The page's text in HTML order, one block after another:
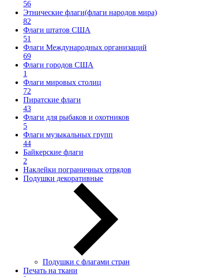
56
Этнические флаги(флаги народов мира)
82
Флаги штатов США
51
Флаги Международных организаций
69
Флаги городов США
1
Флаги мировых столиц
72
Пиратские флаги
43
Флаги для рыбаков и охотников
5
Флаги музыкальных групп
44
Байкерские флаги
2
Наклейки пограничных отрядов
Подушки декоративные
Подушки с флагами стран
Печать на ткани